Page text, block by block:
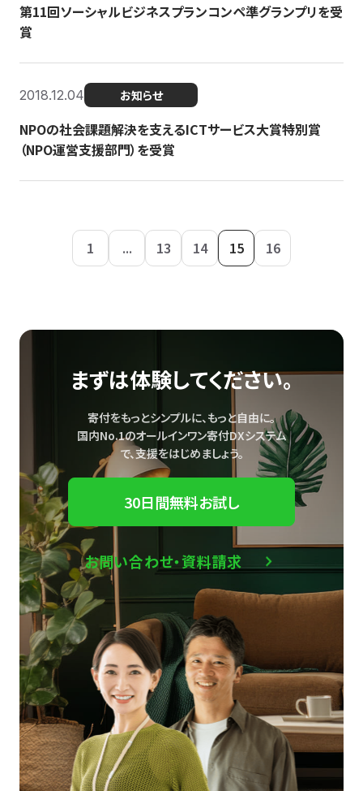
第11回ソーシャルビジネスプランコンペ準グランプリを受
賞
2018.12.04 お知らせ
NPOの社会課題解決を支えるICTサービス大賞特別賞
（NPO運営支援部門）を受賞
1 ... 13 14 15 16
まずは体験してください。
寄付をもっとシンプルに、もっと自由に。
国内No.1のオールインワン寄付DXシステム
で、支援をはじめましょう。
30日間無料お試し
お問い合わせ・資料請求